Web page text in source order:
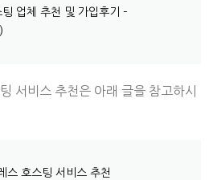
업체 추천 및 가입후기 –
서비스 추천은 아래 글을 참고하시
스 호스팅 서비스 추천